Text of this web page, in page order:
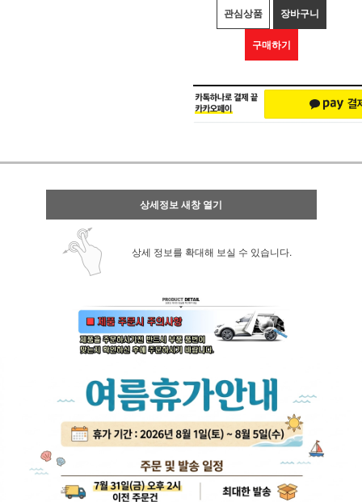
관심상품 장바구니
구매하기
상세정보 새창 열기
상세 정보를 확대해 보실 수 있습니다.